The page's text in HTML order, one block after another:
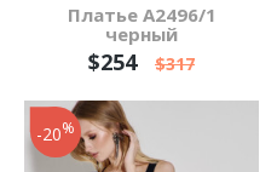
Платье А2496/1
черный
$254 $317
-20%